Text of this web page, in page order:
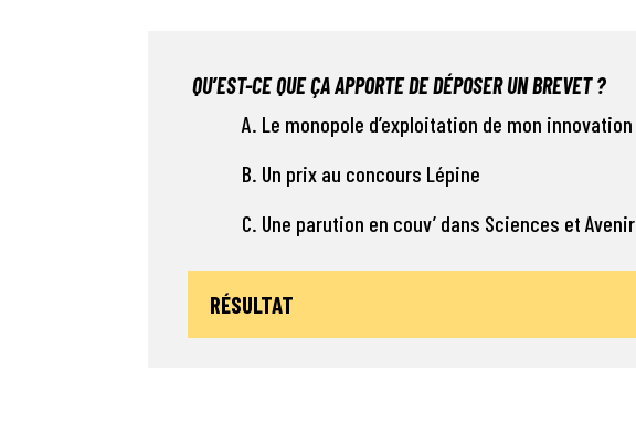
QU’EST-CE QUE ÇA APPORTE DE DÉPOSER UN BREVET ?
A. Le monopole d’exploitation de mon innovation
B. Un prix au concours Lépine
C. Une parution en couv’ dans Sciences et Avenir
RÉSULTAT